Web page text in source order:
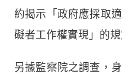
約揭示「政府應採取
礙者工作權實現」的規
另據監察院之調查，